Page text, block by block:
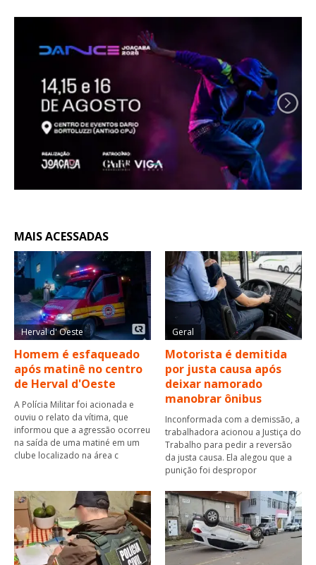
MAIS ACESSADAS
Herval d' Oeste
Homem é esfaqueado
após matinê no centro
de Herval d'Oeste
A Polícia Militar foi acionada e
ouviu o relato da vítima, que
informou que a agressão ocorreu
na saída de uma matiné em um
clube localizado na área c
Geral
Motorista é demitida
por justa causa após
deixar namorado
manobrar ônibus
Inconformada com a demissão, a
trabalhadora acionou a Justiça do
Trabalho para pedir a reversão
da justa causa. Ela alegou que a
punição foi despropor